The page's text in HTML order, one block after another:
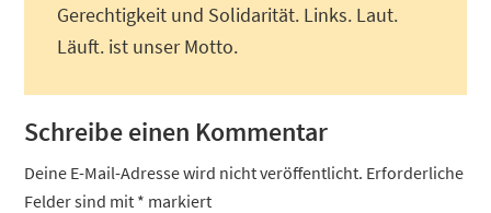
Gerechtigkeit und Solidarität. Links. Laut.
Läuft. ist unser Motto.
Leser-
Interaktionen
Schreibe einen Kommentar
Deine E-Mail-Adresse wird nicht veröffentlicht. Erforderliche
Felder sind mit * markiert